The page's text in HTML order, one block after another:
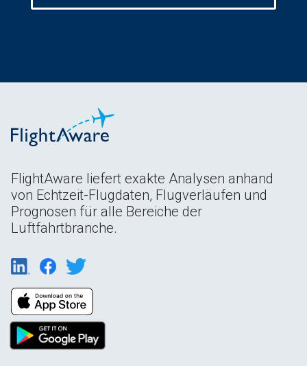
FlightAware liefert exakte Analysen anhand
von Echtzeit-Flugdaten, Flugverläufen und
Prognosen für alle Bereiche der
Luftfahrtbranche.